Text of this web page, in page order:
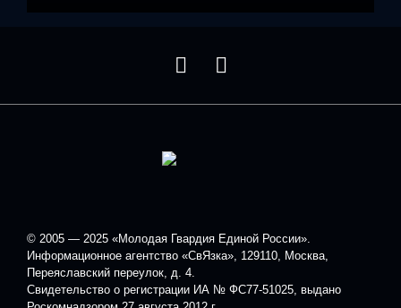
© 2005 — 2025 «Молодая Гвардия Единой России».
Информационное агентство «СвЯзка», 129110, Москва,
Переяславский переулок, д. 4.
Свидетельство о регистрации ИА № ФС77-51025, выдано